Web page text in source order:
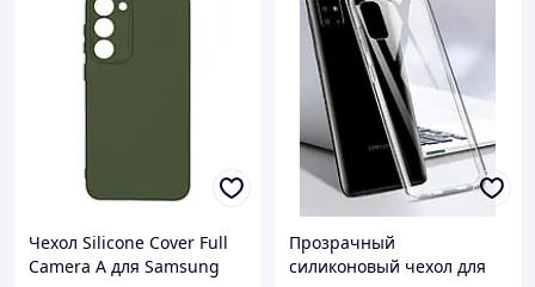
Чехол Silicone Cover Full
Camera A для Samsung
Прозрачный
силиконовый чехол для